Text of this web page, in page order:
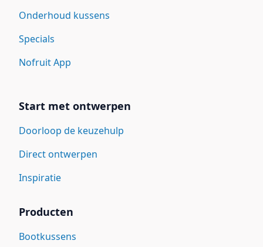
Onderhoud kussens
Specials
Nofruit App
Start met ontwerpen
Doorloop de keuzehulp
Direct ontwerpen
Inspiratie
Producten
Bootkussens